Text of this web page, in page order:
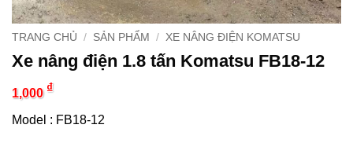
TRANG CHỦ / SẢN PHẨM / XE NÂNG ĐIỆN KOMATSU
Xe nâng điện 1.8 tấn Komatsu FB18-12
1,000 ₫
Model : FB18-12